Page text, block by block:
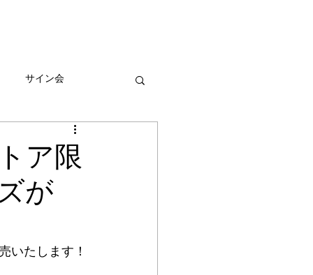
サイン会
ア限
が
いたします！